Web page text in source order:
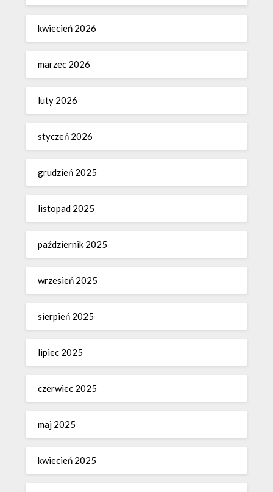
kwiecień 2026
marzec 2026
luty 2026
styczeń 2026
grudzień 2025
listopad 2025
październik 2025
wrzesień 2025
sierpień 2025
lipiec 2025
czerwiec 2025
maj 2025
kwiecień 2025